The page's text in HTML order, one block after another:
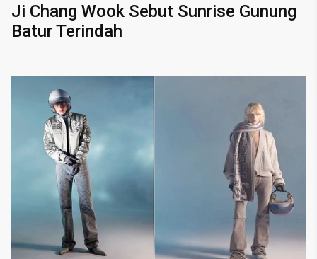
Ji Chang Wook Sebut Sunrise Gunung
Batur Terindah